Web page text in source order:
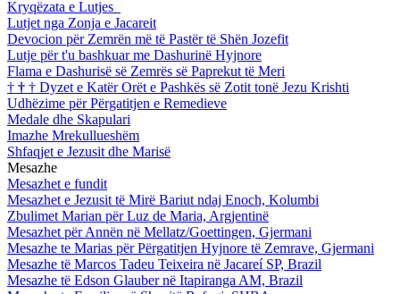
Kryqëzata e Lutjes
Lutjet nga Zonja e Jacareit
Devocion për Zemrën më të Pastër të Shën Jozefit
Lutje për t'u bashkuar me Dashurinë Hyjnore
Flama e Dashurisë së Zemrës së Paprekut të Meri
† † † Dyzet e Katër Orët e Pashkës së Zotit tonë Jezu Krishti
Udhëzime për Përgatitjen e Remedieve
Medale dhe Skapulari
Imazhe Mrekullueshëm
Shfaqjet e Jezusit dhe Marisë
Mesazhe
Mesazhet e fundit
Mesazhet e Jezusit të Mirë Bariut ndaj Enoch, Kolumbi
Zbulimet Marian për Luz de Maria, Argjentinë
Mesazhet për Annën në Mellatz/Goettingen, Gjermani
Mesazhe te Marias për Përgatitjen Hyjnore të Zemrave, Gjermani
Mesazhe të Marcos Tadeu Teixeira në Jacareí SP, Brazil
Mesazhe të Edson Glauber në Itapiranga AM, Brazil